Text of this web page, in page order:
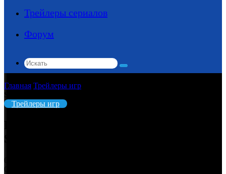
Трейлеры сериалов
Форум
Искать
Главная Трейлеры игр
Трейлеры игр
Вышла тактика в реальном времени
03.09.2024
0